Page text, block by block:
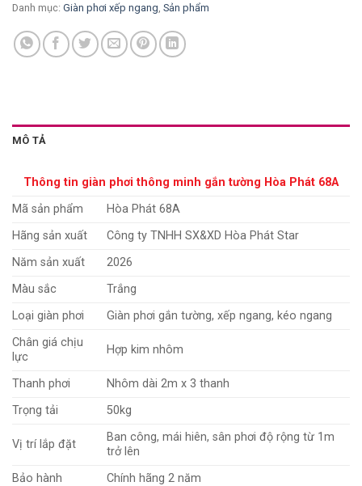
Danh mục: Giàn phơi xếp ngang Sản phẩm
MÔ TẢ
Thông tin giàn phơi thông minh gắn tường Hòa Phát 68A
Mã sản phẩm
Hòa Phát 68A
Hãng sản xuất
Công ty TNHH SX&XD Hòa Phát Star
Năm sản xuất
2026
Màu sắc
Trắng
Loại giàn phơi
Giàn phơi gắn tường, xếp ngang, kéo ngang
Chân giá chịu
lực
Hợp kim nhôm
Thanh phơi
Nhôm dài 2m x 3 thanh
Trọng tải
50kg
Vị trí lắp đặt
Ban công, mái hiên, sân phơi độ rộng từ 1m
trở lên
Bảo hành
Chính hãng 2 năm